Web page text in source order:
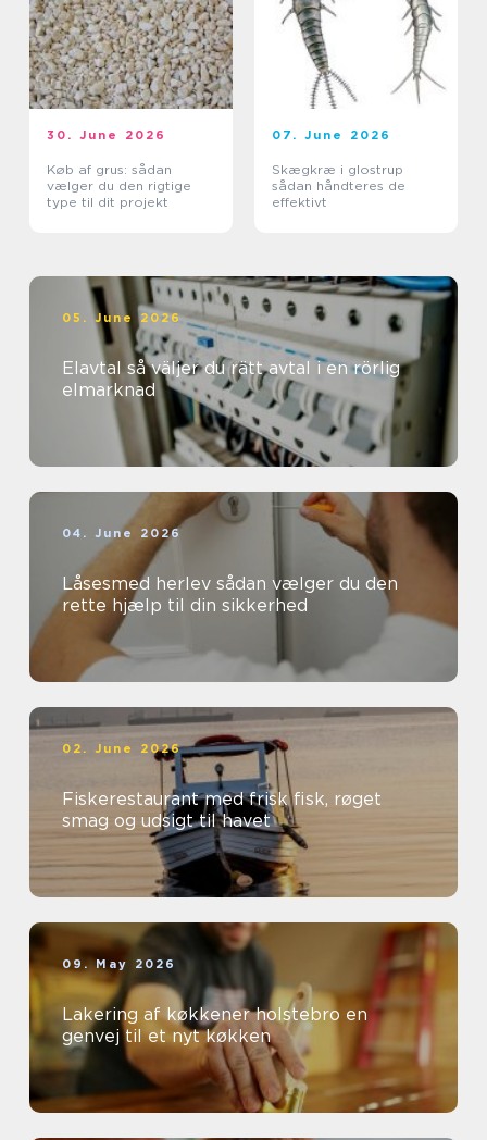
30. June 2026
Køb af grus: sådan
vælger du den rigtige
type til dit projekt
07. June 2026
Skægkræ i glostrup
sådan håndteres de
effektivt
05. June 2026
Elavtal så väljer du rätt avtal i en rörlig
elmarknad
04. June 2026
Låsesmed herlev sådan vælger du den
rette hjælp til din sikkerhed
02. June 2026
Fiskerestaurant med frisk fisk, røget
smag og udsigt til havet
09. May 2026
Lakering af køkkener holstebro en
genvej til et nyt køkken